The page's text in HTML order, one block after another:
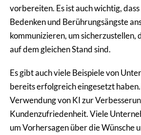
vorbereiten. Es ist auch wichtig,
Bedenken und Berührungsängste
kommunizieren, um sicherzustellen,
auf dem gleichen Stand sind.
Es gibt auch viele Beispiele von
bereits erfolgreich eingesetzt
Verwendung von KI zur
Kundenzufriedenheit. Viele
um Vorhersagen über die Wünsche